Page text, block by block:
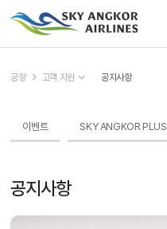
공항 고객 지원 공지사항
이벤트 SKY ANGKOR
공지사항